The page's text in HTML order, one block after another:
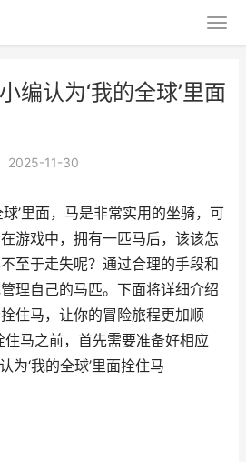
编认为‘我的全球’里面
2025-11-30
’里面，马是非常实用的坐骑，可
游戏中，拥有一匹马后，该该怎
至于走失呢？通过合理的手段和
理自己的马匹。下面将详细介绍
住马，让你的冒险旅程更加顺
马之前，首先需要准备好相应
为‘我的全球’里面拴住马